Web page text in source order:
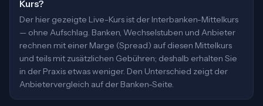
Kurs?
Der hier gezeigte Live-Kurs ist der Interbanken-Mittelkurs
— ohne Aufschlag. Banken, Wechselstuben und Anbieter
rechnen mit einer Marge (Spread) auf diesen Mittelkurs
und teils mit zusätzlichen Gebühren; deshalb erhalten Sie
in der Praxis etwas weniger. Den Unterschied zeigt der
Anbietervergleich auf der Banken-Seite.